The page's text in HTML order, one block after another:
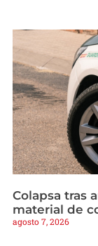
Colapsa tras
material de
agosto 7, 2026